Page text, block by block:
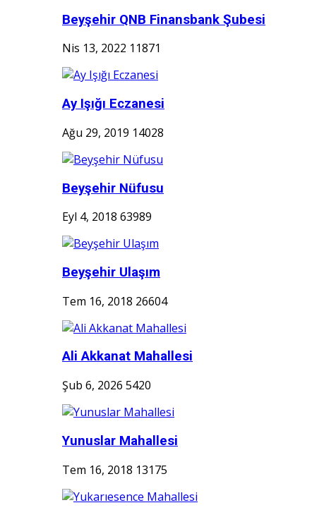
Beyşehir QNB Finansbank Şubesi
Nis 13, 2022 11871
Ay Işığı Eczanesi
Ağu 29, 2019 14028
Beyşehir Nüfusu
Eyl 4, 2018 63989
Beyşehir Ulaşım
Tem 16, 2018 26604
Ali Akkanat Mahallesi
Şub 6, 2026 5420
Yunuslar Mahallesi
Tem 16, 2018 13175